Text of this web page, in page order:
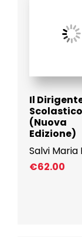
Il
Scolastico
(Nuova
Edizione)
Salvi Maria
€62.00